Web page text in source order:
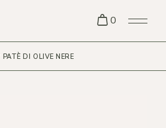
0
PATÈ DI OLIVE NERE